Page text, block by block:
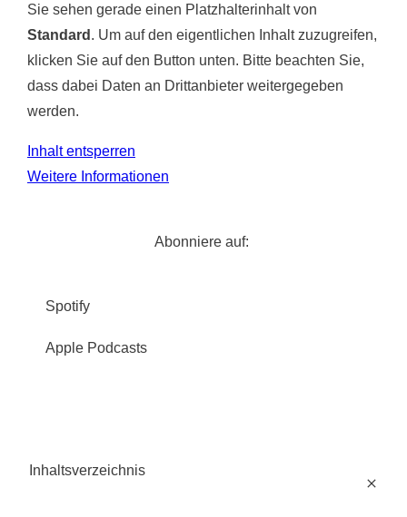
Sie sehen gerade einen Platzhalterinhalt von
Standard . Um auf den eigentlichen Inhalt zuzugreifen,
klicken Sie auf den Button unten. Bitte beachten Sie,
dass dabei Daten an Drittanbieter weitergegeben
werden.
Inhalt entsperren
Weitere Informationen
Abonniere auf:
Spotify
Apple Podcasts
Inhaltsverzeichnis